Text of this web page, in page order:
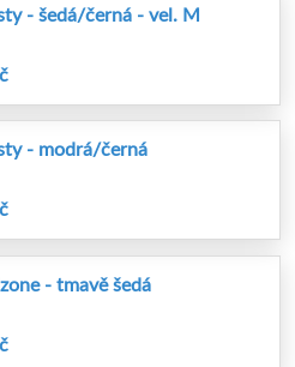
- šedá/černá - vel. M
- modrá/černá
- tmavě šedá